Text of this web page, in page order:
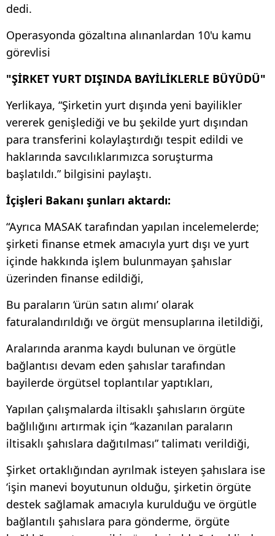
dedi.
Operasyonda gözaltına alınanlardan 10'u kamu
görevlisi
"ŞİRKET YURT DIŞINDA BAYİLİKLERLE BÜYÜDÜ"
Yerlikaya, “Şirketin yurt dışında yeni bayilikler
vererek genişlediği ve bu şekilde yurt dışından
para transferini kolaylaştırdığı tespit edildi ve
haklarında savcılıklarımızca soruşturma
başlatıldı.” bilgisini paylaştı.
İçişleri Bakanı şunları aktardı:
“Ayrıca MASAK tarafından yapılan incelemelerde;
şirketi finanse etmek amacıyla yurt dışı ve yurt
içinde hakkında işlem bulunmayan şahıslar
üzerinden finanse edildiği,
Bu paraların ‘ürün satın alımı’ olarak
faturalandırıldığı ve örgüt mensuplarına iletildiği,
Aralarında aranma kaydı bulunan ve örgütle
bağlantısı devam eden şahıslar tarafından
bayilerde örgütsel toplantılar yaptıkları,
Yapılan çalışmalarda iltisaklı şahısların örgüte
bağlılığını artırmak için “kazanılan paraların
iltisaklı şahıslara dağıtılması” talimatı verildiği,
Şirket ortaklığından ayrılmak isteyen şahıslara ise
‘işin manevi boyutunun olduğu, şirketin örgüte
destek sağlamak amacıyla kurulduğu ve örgütle
bağlantılı şahıslara para gönderme, örgüte